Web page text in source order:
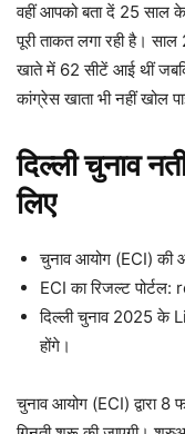
वहीं आपको बता दें 25 साल के
पूरी ताकत लगा रही है।
खाते में 62 सीटें आई थीं
कांग्रेस खाता भी नहीं खोल
दिल्ली चुनाव
लिए
चुनाव आयोग (ECI) की
ECI का रिजल्ट
दिल्ली चुनाव 2025 के
होंगे।
चुनाव आयोग (ECI) द्वारा 8